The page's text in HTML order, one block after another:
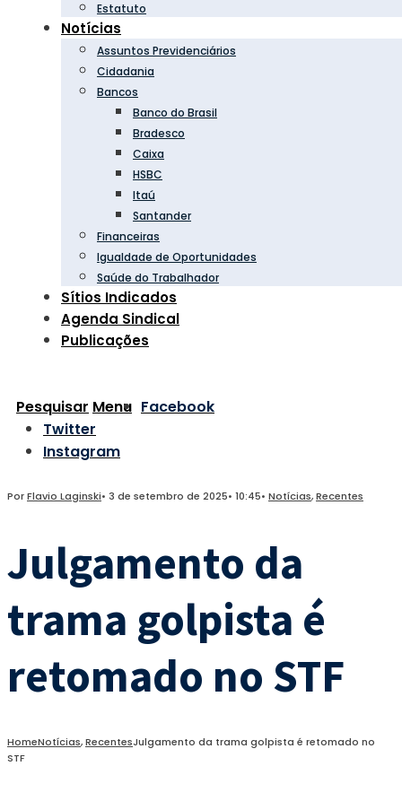
Estatuto
Notícias
Assuntos Previdenciários
Cidadania
Bancos
Banco do Brasil
Bradesco
Caixa
HSBC
Itaú
Santander
Financeiras
Igualdade de Oportunidades
Saúde do Trabalhador
Sítios Indicados
Agenda Sindical
Publicações
Pesquisar Menu Facebook
Twitter
Instagram
PorFlavio Laginski• 3 de setembro de 2025• 10:45• Notícias,Recentes
Julgamento da
trama golpista é
retomado no STF
HomeNotícias,RecentesJulgamento da trama golpista é retomado no
STF